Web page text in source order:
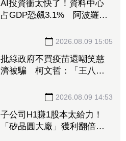
AI投資衝太快了！資料中心
占GDP恐飆3.1% 阿波羅警
2026.08.09 15:05
批綠政府不買疫苗還嘲笑慈
濟被騙 柯文哲：「王八
2026.08.09 14:53
子公司H1賺1股本太給力！
「矽晶圓大廠」獲利翻倍